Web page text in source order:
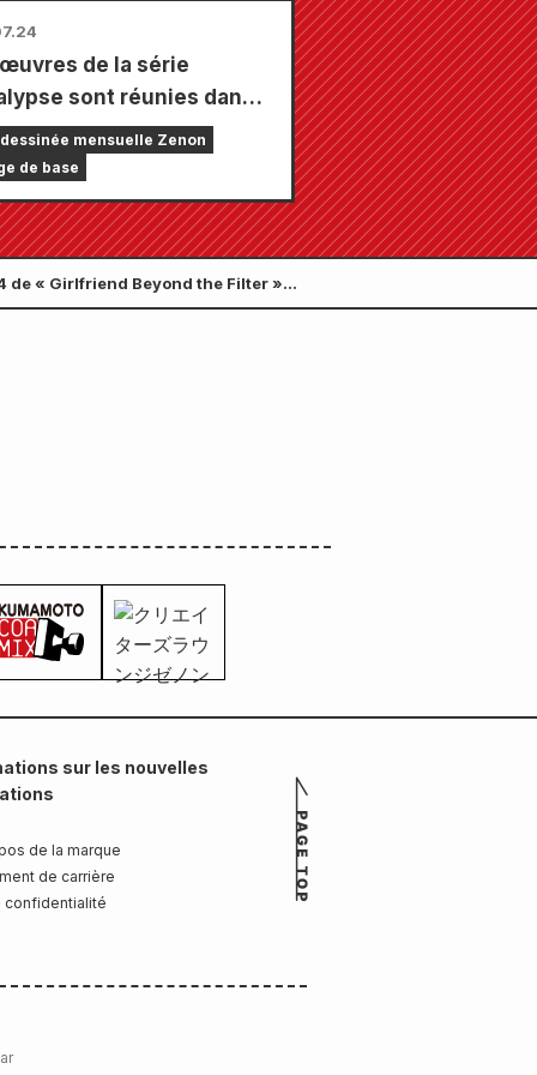
de la série
sont réunies dans
numéro, composé de 5
! Le numéro de
2026 de « Monthly
Zenon » sera disponible
!
mensuelle Zenon
de base
de « Girlfriend Beyond the Filter »
sur les nouvelles
de la marque
de carrière
confidentialité